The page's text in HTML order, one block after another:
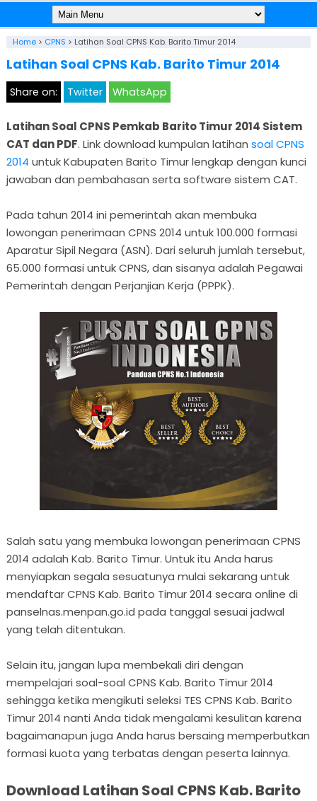
Home> CPNS > Latihan Soal CPNS Kab. Barito Timur 2014
Latihan Soal CPNS Kab. Barito Timur 2014
Share on: Twitter WhatsApp
Latihan Soal CPNS Pemkab Barito Timur 2014 Sistem
CAT dan PDF. Link download kumpulan latihan soal CPNS
2014 untuk Kabupaten Barito Timur lengkap dengan kunci
jawaban dan pembahasan serta software sistem CAT.
Pada tahun 2014 ini pemerintah akan membuka
lowongan penerimaan CPNS 2014 untuk 100.000 formasi
Aparatur Sipil Negara (ASN). Dari seluruh jumlah tersebut,
65.000 formasi untuk CPNS, dan sisanya adalah Pegawai
Pemerintah dengan Perjanjian Kerja (PPPK).
Salah satu yang membuka lowongan penerimaan CPNS
2014 adalah Kab. Barito Timur. Untuk itu Anda harus
menyiapkan segala sesuatunya mulai sekarang untuk
mendaftar CPNS Kab. Barito Timur 2014 secara online di
panselnas.menpan.go.id pada tanggal sesuai jadwal
yang telah ditentukan.
Selain itu, jangan lupa membekali diri dengan
mempelajari soal-soal CPNS Kab. Barito Timur 2014
sehingga ketika mengikuti seleksi TES CPNS Kab. Barito
Timur 2014 nanti Anda tidak mengalami kesulitan karena
bagaimanapun juga Anda harus bersaing memperbutkan
formasi kuota yang terbatas dengan peserta lainnya.
Download Latihan Soal CPNS Kab. Barito